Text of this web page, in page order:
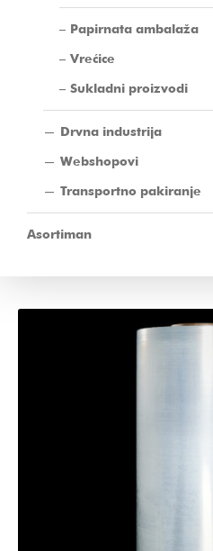
Papirnata ambalaža
Vrećice
Sukladni proizvodi
Drvna industrija
Webshopovi
Transportno pakiranje
Asortiman